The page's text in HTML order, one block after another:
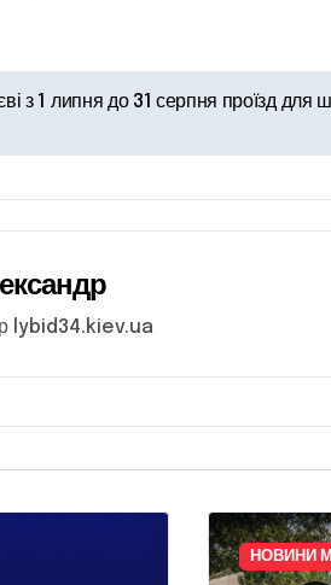
з 1 липня до 31 серпня проїзд для
lybid34.kiev.ua
НОВИНИ